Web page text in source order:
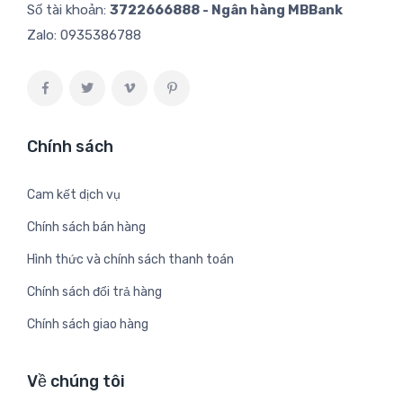
Số tài khoản: 3722666888 - Ngân hàng MBBank
Zalo: 0935386788
Chính sách
Cam kết dịch vụ
Chính sách bán hàng
Hình thức và chính sách thanh toán
Chính sách đổi trả hàng
Chính sách giao hàng
Về chúng tôi